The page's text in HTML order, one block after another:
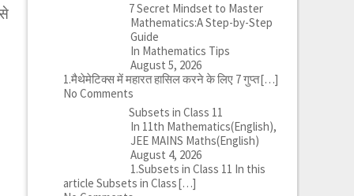
7 Secret Mindset to Master
Mathematics:A Step-by-Step
Guide
In Mathematics Tips
August 5, 2026
1.मैथेमेटिक्स में महारत हासिल करने के लिए 7 गुप्त[…]
No Comments
Subsets in Class 11
In 11th Mathematics(English),
JEE MAINS Maths(English)
August 4, 2026
1.Subsets in Class 11 In this
article Subsets in Class[…]